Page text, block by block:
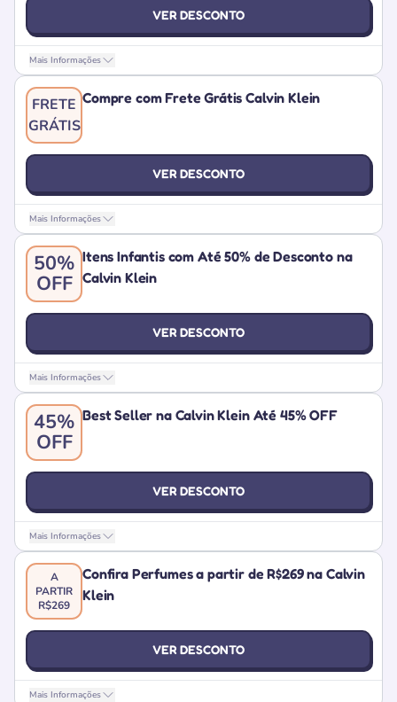
VER DESCONTO
Mais Informações
FRETE
GRÁTIS
Compre com Frete Grátis Calvin Klein
VER DESCONTO
Mais Informações
50%
OFF
Itens Infantis com Até 50% de Desconto na
Calvin Klein
VER DESCONTO
Mais Informações
45%
OFF
Best Seller na Calvin Klein Até 45% OFF
VER DESCONTO
Mais Informações
A
PARTIR
R$269
Confira Perfumes a partir de R$269 na Calvin
Klein
VER DESCONTO
Mais Informações